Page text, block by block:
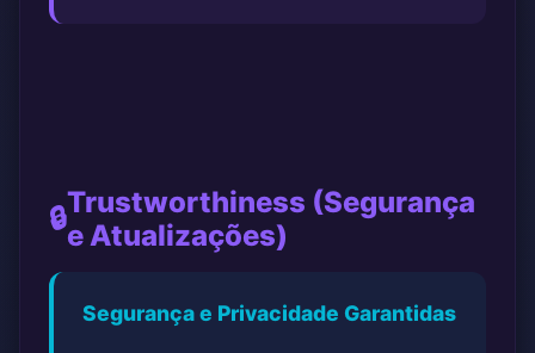
🔒Trustworthiness (Segurança
e Atualizações)
Segurança e Privacidade Garantidas